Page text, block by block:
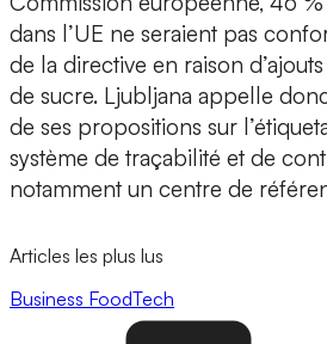
dans l’UE ne seraient pas
de la directive en raison
de sucre. Ljubljana appelle
de ses propositions sur
système de traçabilité et de
notamment un centre de
Articles les plus lus
Business FoodTech